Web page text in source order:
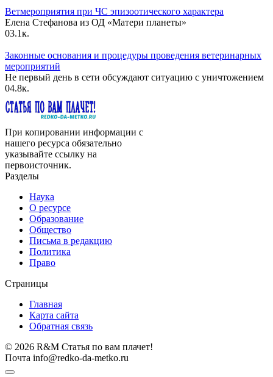
Ветмероприятия при ЧС эпизоотического характера
Елена Стефанова из ОД «Матери планеты»
03.1к.
Законные основания и процедуры проведения ветеринарных
мероприятий
Не первый день в сети обсуждают ситуацию с уничтожением
04.8к.
При копировании информации с
нашего ресурса обязательно
указывайте ссылку на
первоисточник.
Разделы
Наука
О ресурсе
Образование
Общество
Письма в редакцию
Политика
Право
Страницы
Главная
Карта сайта
Обратная связь
© 2026 R&M Статья по вам плачет!
Почта info@redko-da-metko.ru